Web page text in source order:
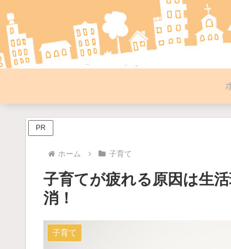
PR
ホーム 子育て
子育てが疲れる原因は生
消！
子育て